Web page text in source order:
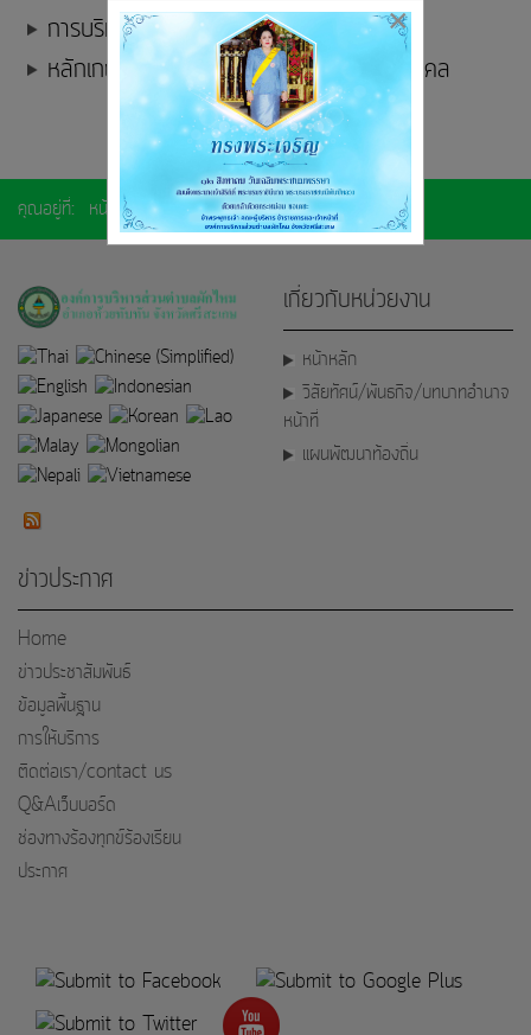
การบริหารและพัฒนาทรัพยากรบุคคล
หลักเกณฑ์การบริหารและพัฒนาทรัพยากรบุคคล
คุณอยู่ที่: หน้าแรก การบริหารและพัฒนาทรัพยากรบุคคล
เกี่ยวกับหน่วยงาน
หน้าหลัก
วิสัยทัศน์/พันธกิจ/บทบาทอำนาจ
หน้าที่
แผนพัฒนาท้องถิ่น
ข่าวประกาศ
Home
ข่าวประชาสัมพันธ์
ข้อมูลพื้นฐาน
การให้บริการ
ติดต่อเรา/contact us
Q&Aเว็บบอร์ด
ช่องทางร้องทุกข์ร้องเรียน
ประกาศ
×